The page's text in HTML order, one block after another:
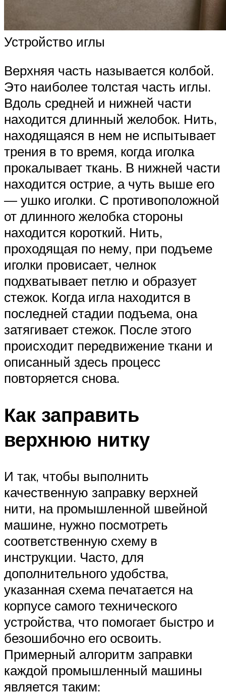
Устройство иглы
Верхняя часть называется колбой.
Это наиболее толстая часть иглы.
Вдоль средней и нижней части
находится длинный желобок. Нить,
находящаяся в нем не испытывает
трения в то время, когда иголка
прокалывает ткань. В нижней части
находится острие, а чуть выше его
— ушко иголки. С противоположной
от длинного желобка стороны
находится короткий. Нить,
проходящая по нему, при подъеме
иголки провисает, челнок
подхватывает петлю и образует
стежок. Когда игла находится в
последней стадии подъема, она
затягивает стежок. После этого
происходит передвижение ткани и
описанный здесь процесс
повторяется снова.
Как заправить
верхнюю нитку
И так, чтобы выполнить
качественную заправку верхней
нити, на промышленной швейной
машине, нужно посмотреть
соответственную схему в
инструкции. Часто, для
дополнительного удобства,
указанная схема печатается на
корпусе самого технического
устройства, что помогает быстро и
безошибочно его освоить.
Примерный алгоритм заправки
каждой промышленный машины
является таким: